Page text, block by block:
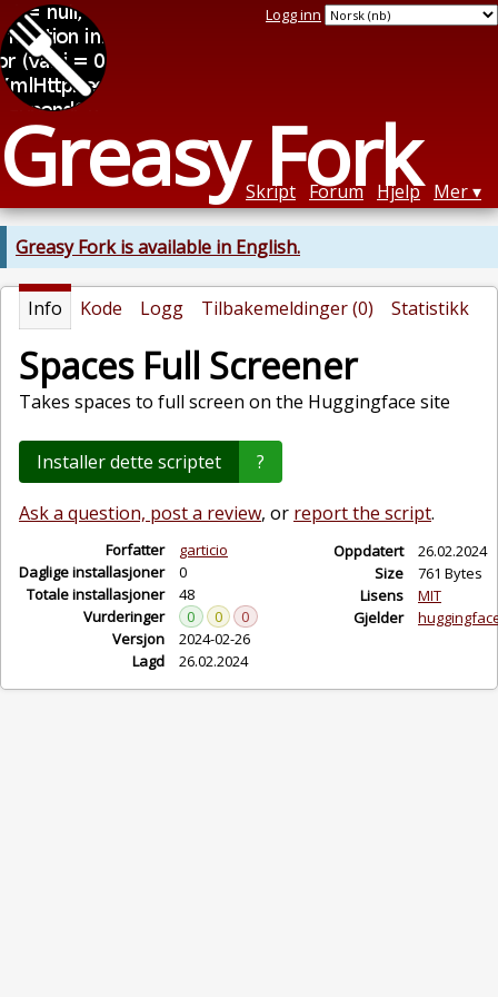
Greasy Fork
Logg inn
Skript Forum Hjelp Mer
Greasy Fork is available in English.
Info Kode Logg Tilbakemeldinger (0) Statistikk
Spaces Full Screener
Takes spaces to full screen on the Huggingface site
Installer dette scriptet ?
Ask a question, post a review, or report the script.
Forfatter
garticio
Daglige installasjoner
0
Totale installasjoner
48
Vurderinger
0 0
0
Versjon
2024-02-26
Lagd
26.02.2024
Oppdatert
26.02.2024
Size
761 Bytes
Lisens
MIT
Gjelder